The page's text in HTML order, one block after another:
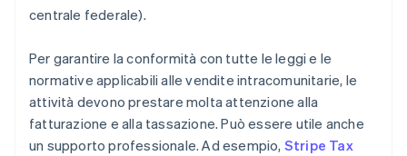
centrale federale).
Per garantire la conformità con tutte le leggi e le
normative applicabili alle vendite intracomunitarie, le
attività devono prestare molta attenzione alla
fatturazione e alla tassazione. Può essere utile anche
un supporto professionale. Ad esempio, Stripe Tax